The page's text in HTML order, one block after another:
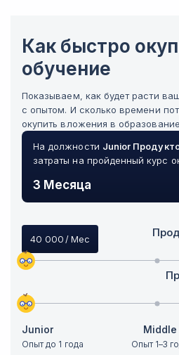
Как быстро
обучение
Показываем, как будет расти
с опытом. И сколько времени
окупить вложения в образование
На должности Junior
затраты на пройденный курс
3 Месяца
40 000 / Мес
Junior
Опыт до 1 года
Middle
Опыт 1–3